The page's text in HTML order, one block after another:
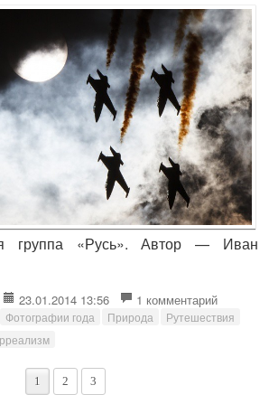
группа «Русь». Автор — Иван
23.01.2014 13:56 1 комментарий
Фотографии года Природа
Рутешествия
1 2 3